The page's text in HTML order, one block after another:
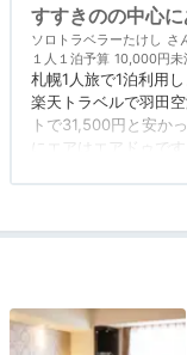
防音性やシモ
室で寛げる
すすきのの中心
ソロトラベラーたけし
１人１泊予算 10,000円未
札幌1人旅で1泊利用し
楽天トラベルで羽田
トで31,500円と安か
にエアはエアドゥです
すすきのの中心にあ
また利用したいホテ
アクセス 5.0 コスパ 3.5